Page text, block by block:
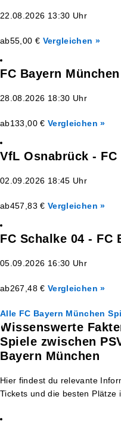
22.08.2026 13:30 Uhr
ab55,00 € Vergleichen »
FC Bayern
28.08.2026 18:30 Uhr
ab133,00 € Vergleichen »
VfL Osnabrück - FC
02.09.2026 18:45 Uhr
ab457,83 € Vergleichen »
FC Schalke 04 - FC
05.09.2026 16:30 Uhr
ab267,48 € Vergleichen »
Alle FC Bayern München
Wissenswerte
Spiele zwischen
Bayern München
Hier findest du relevante
Tickets und die besten Plätze